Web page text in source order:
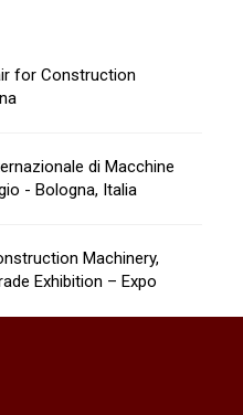
for Construction
di Macchine
- Bologna, Italia
Machinery,
Exhibition – Expo